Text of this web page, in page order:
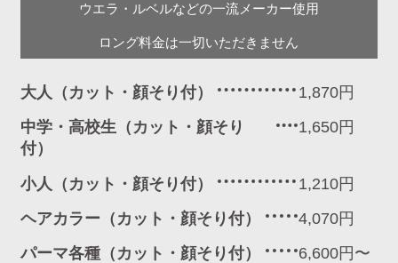
ウエラ・ルベルなどの一流メーカー使用
ロング料金は一切いただきません
大人（カット・顔そり付）
1,870円
中学・高校生（カット・顔そり
付）
1,650円
小人（カット・顔そり付）
1,210円
ヘアカラー（カット・顔そり付）
4,070円
パーマ各種（カット・顔そり付）
6,600円〜